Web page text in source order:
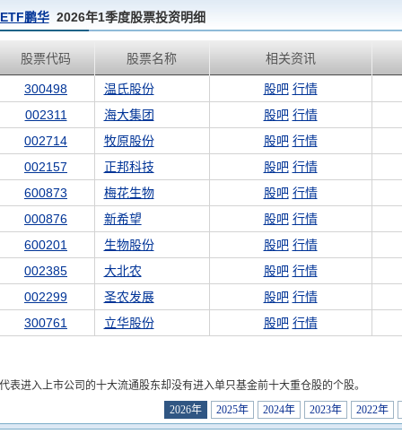
鹏华2026年1季度股票投资明细
股票代码 股票名称 相关资讯
300498 温氏股份 股吧 行情
002311 海大集团 股吧 行情
002714 牧原股份 股吧 行情
002157 正邦科技 股吧 行情
600873 梅花生物 股吧 行情
000876 新希望 股吧 行情
600201 生物股份 股吧 行情
002385 大北农 股吧 行情
002299 圣农发展 股吧 行情
300761 立华股份 股吧 行情
表进入上市公司的十大流通股东却没有进入单只基金前十大重仓股的个股。
2026年
2025年 2024年 2023年 2022年